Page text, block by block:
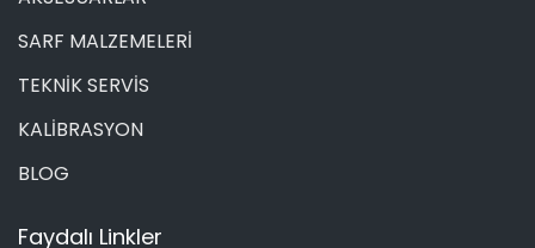
SARF MALZEMELERİ
TEKNİK SERVİS
KALİBRASYON
BLOG
Faydalı Linkler